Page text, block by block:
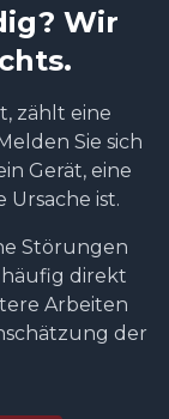
Wir
zählt eine
Sie sich
Gerät, eine
ist.
Störungen
häufig direkt
Arbeiten
der